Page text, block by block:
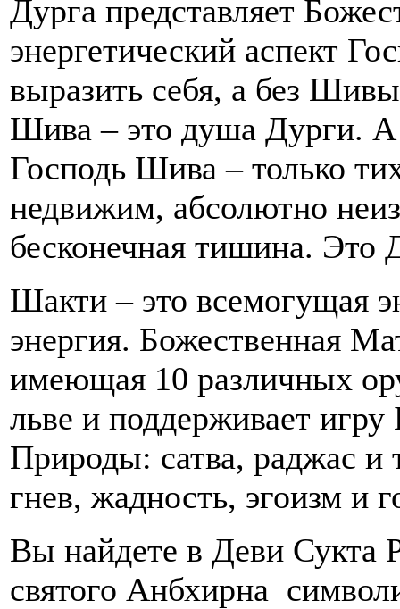
Дурга представляет
энергетический аспект
выразить себя, а без
Шива – это душа Дурги.
Господь Шива – только
недвижим, абсолютно
бесконечная тишина. Это
Шакти – это всемогущая
энергия. Божественная
имеющая 10 различных
льве и поддерживает
Природы: сатва, раджас и
гнев, жадность, эгоизм и
Вы найдете в Деви Сукта
святого Анбхирна